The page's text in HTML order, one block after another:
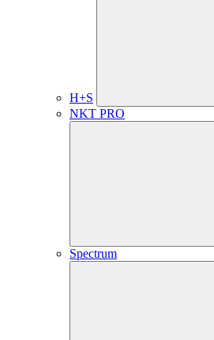
H+S
NKT PRO
Spectrum